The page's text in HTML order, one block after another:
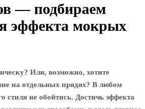
— подбираем
эффекта мокрых
Или, возможно, хотите
на отдельных прядях? В любом
стиля не обойтись. Достичь эффекта